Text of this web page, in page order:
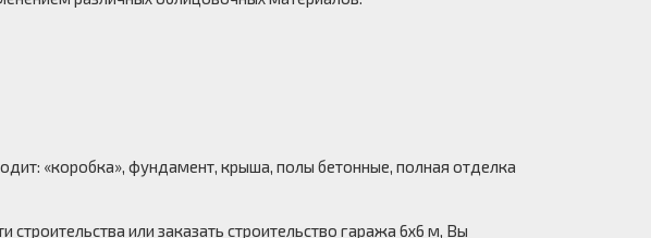
«коробка», фундамент, крыша, полы бетонные, полная отделка
или заказать строительство гаража 6х6 м, Вы